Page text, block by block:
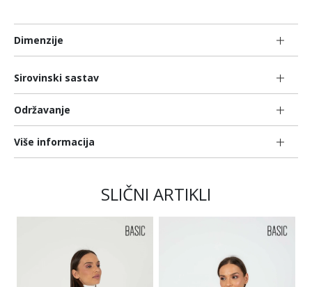
Dimenzije
Sirovinski sastav
Održavanje
Više informacija
SLIČNI ARTIKLI